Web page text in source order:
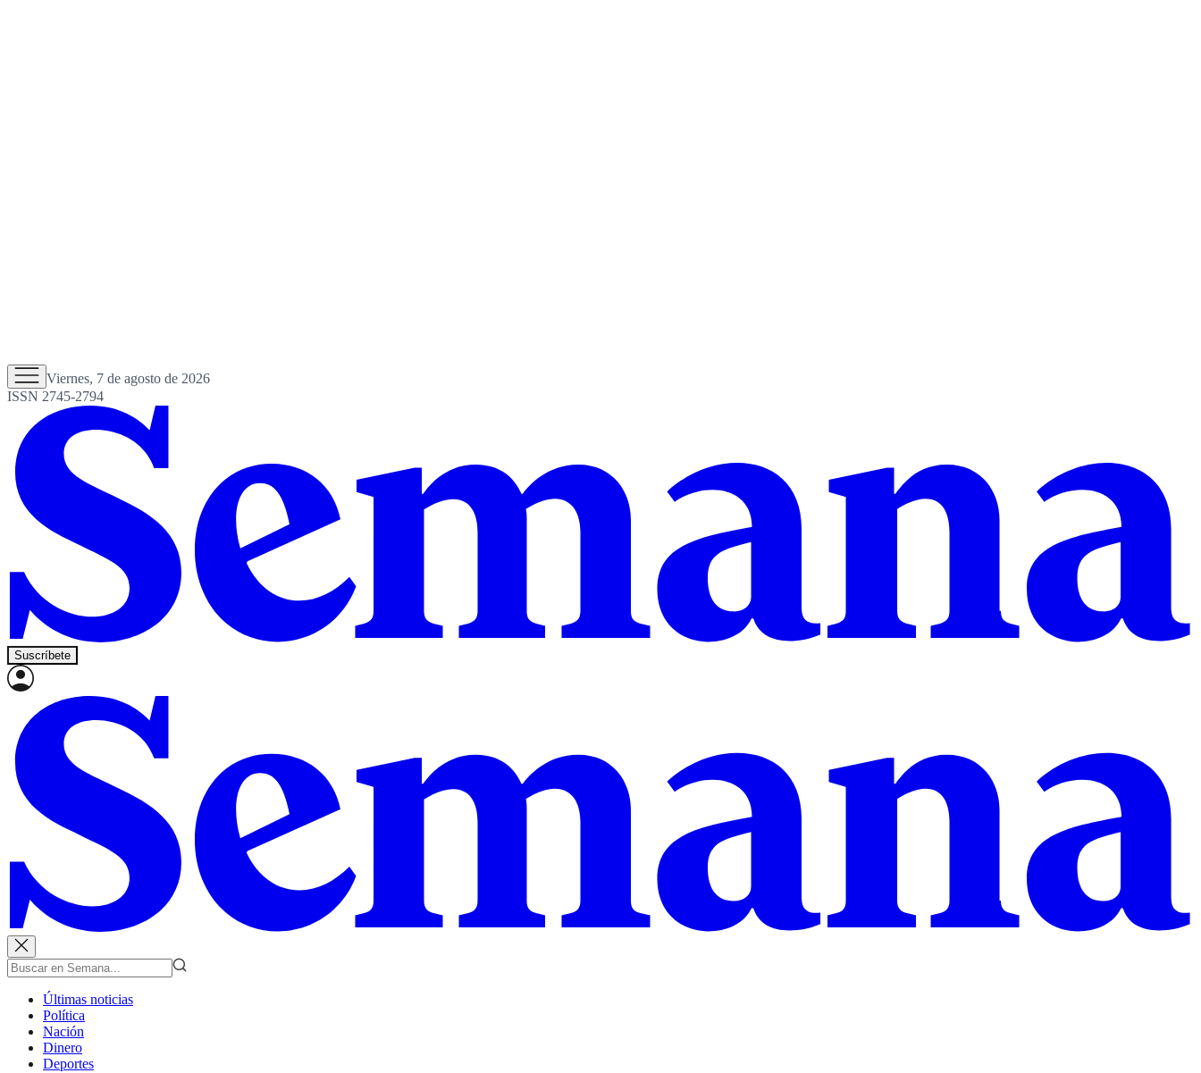
Viernes, 7 de agosto de 2026
ISSN 2745-2794
Suscríbete
Últimas noticias
Política
Nación
Dinero
Deportes